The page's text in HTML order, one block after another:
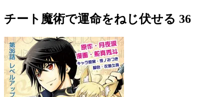
チート魔術で運命をねじ伏せる 36